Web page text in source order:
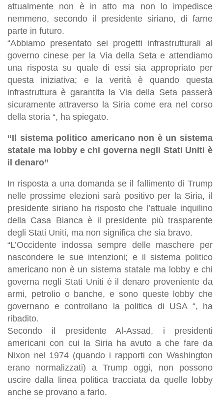
attualmente non è in atto ma non lo impedisce
nemmeno, secondo il presidente siriano, di farne
parte in futuro.
“Abbiamo presentato sei progetti infrastrutturali al
governo cinese per la Via della Seta e attendiamo
una risposta su quale di essi sia appropriato per
questa iniziativa; e la verità è quando questa
infrastruttura è garantita la Via della Seta passerà
sicuramente attraverso la Siria come era nel corso
della storia “, ha spiegato.
“Il sistema politico americano non è un sistema
statale ma lobby e chi governa negli Stati Uniti è
il denaro”
In risposta a una domanda se il fallimento di Trump
nelle prossime elezioni sarà positivo per la Siria, il
presidente siriano ha risposto che l’attuale inquilino
della Casa Bianca è il presidente più trasparente
degli Stati Uniti, ma non significa che sia bravo.
“L’Occidente indossa sempre delle maschere per
nascondere le sue intenzioni; e il sistema politico
americano non è un sistema statale ma lobby e chi
governa negli Stati Uniti è il denaro proveniente da
armi, petrolio o banche, e sono queste lobby che
governano e controllano la politica di USA “, ha
ribadito.
Secondo il presidente Al-Assad, i presidenti
americani con cui la Siria ha avuto a che fare da
Nixon nel 1974 (quando i rapporti con Washington
erano normalizzati) a Trump oggi, non possono
uscire dalla linea politica tracciata da quelle lobby
anche se provano a farlo.